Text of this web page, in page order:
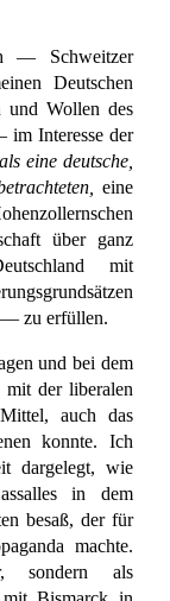
— Schweitzer
Deutschen
Wollen des
im Interesse der
eine deutsche,
eine
über ganz
mit
zu erfüllen.
und bei dem
der liberalen
auch das
konnte. Ich
dargelegt, wie
in dem
besaß, der für
machte.
sondern als